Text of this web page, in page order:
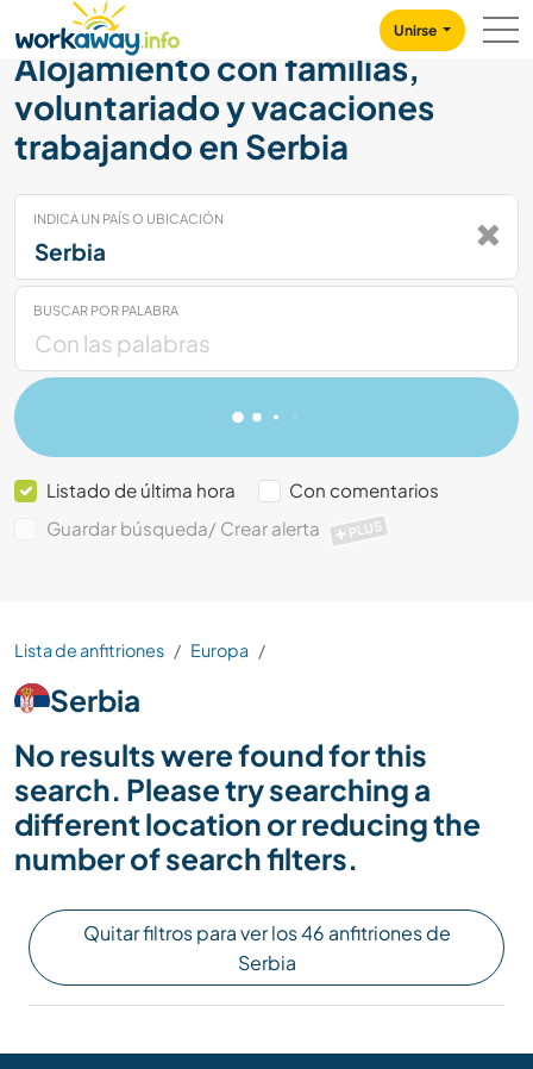
CONTENT
MAIN NAVIGATION
Unirse
Alojamiento con familias,
voluntariado y vacaciones
trabajando en Serbia
INDICA UN PAÍS O UBICACIÓN
BUSCAR POR PALABRA
Listado de última hora
Con comentarios
Guardar búsqueda/ Crear alerta
PLUS
Lista de anfitriones Europa
Serbia
No results were found for this
search. Please try searching a
different location or reducing the
number of search filters.
Quitar filtros para ver los 46 anfitriones de
Serbia